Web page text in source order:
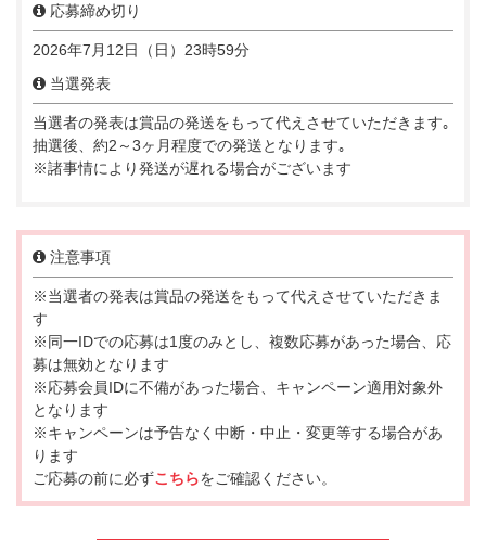
応募締め切り
2026年7月12日（日）23時59分
当選発表
当選者の発表は賞品の発送をもって代えさせていただきます｡
抽選後、約2～3ヶ月程度での発送となります｡
※諸事情により発送が遅れる場合がございます
注意事項
※当選者の発表は賞品の発送をもって代えさせていただきま
す
※同一IDでの応募は1度のみとし、複数応募があった場合、応
募は無効となります
※応募会員IDに不備があった場合、キャンペーン適用対象外
となります
※キャンペーンは予告なく中断・中止・変更等する場合があ
ります
ご応募の前に必ずこちらをご確認ください。